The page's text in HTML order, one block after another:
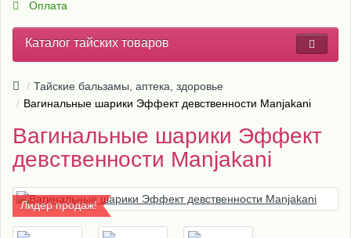
Оплата
Каталог тайских товаров
Тайские бальзамы, аптека, здоровье
Вагинальные шарики Эффект девственности Manjаkаni
Вагинальные шарики Эффект
девственности Manjаkаni
Лидер продаж!